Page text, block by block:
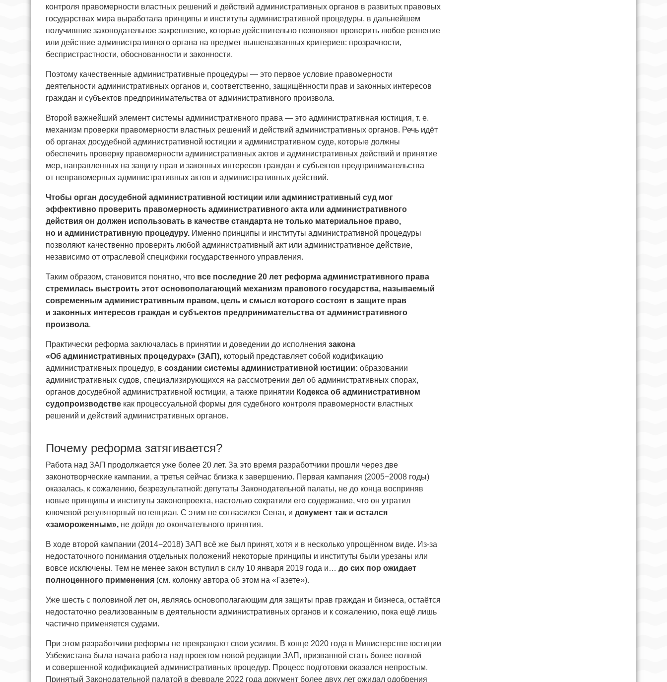
контроля правомерности властных решений и действий административных органов в развитых правовых
государствах мира выработала принципы и институты административной процедуры, в дальнейшем
получившие законодательное закрепление, которые действительно позволяют проверить любое решение
или действие административного органа на предмет вышеназванных критериев: прозрачности,
беспристрастности, обоснованности и законности.
Поэтому качественные административные процедуры — это первое условие правомерности
деятельности административных органов и, соответственно, защищённости прав и законных интересов
граждан и субъектов предпринимательства от административного произвола.
Второй важнейший элемент системы административного права — это административная юстиция, т. е.
механизм проверки правомерности властных решений и действий административных органов. Речь идёт
об органах досудебной административной юстиции и административном суде, которые должны
обеспечить проверку правомерности административных актов и административных действий и принятие
мер, направленных на защиту прав и законных интересов граждан и субъектов предпринимательства
от неправомерных административных актов и административных действий.
Чтобы орган досудебной административной юстиции или административный суд мог
эффективно проверить правомерность административного акта или административного
действия он должен использовать в качестве стандарта не только материальное право,
но и административную процедуру. Именно принципы и институты административной процедуры
позволяют качественно проверить любой административный акт или административное действие,
независимо от отраслевой специфики государственного управления.
Таким образом, становится понятно, что все последние 20 лет реформа административного права
стремилась выстроить этот основополагающий механизм правового государства, называемый
современным административным правом, цель и смысл которого состоят в защите прав
и законных интересов граждан и субъектов предпринимательства от административного
произвола.
Практически реформа заключалась в принятии и доведении до исполнения закона
«Об административных процедурах» (ЗАП), который представляет собой кодификацию
административных процедур, в создании системы административной юстиции: образовании
административных судов, специализирующихся на рассмотрении дел об административных спорах,
органов досудебной административной юстиции, а также принятии Кодекса об административном
судопроизводстве как процессуальной формы для судебного контроля правомерности властных
решений и действий административных органов.
Почему реформа затягивается?
Работа над ЗАП продолжается уже более 20 лет. За это время разработчики прошли через две
законотворческие кампании, а третья сейчас близка к завершению. Первая кампания (2005−2008 годы)
оказалась, к сожалению, безрезультатной: депутаты Законодательной палаты, не до конца восприняв
новые принципы и институты законопроекта, настолько сократили его содержание, что он утратил
ключевой регуляторный потенциал. С этим не согласился Сенат, и документ так и остался
«замороженным», не дойдя до окончательного принятия.
В ходе второй кампании (2014−2018) ЗАП всё же был принят, хотя и в несколько упрощённом виде. Из-за
недостаточного понимания отдельных положений некоторые принципы и институты были урезаны или
вовсе исключены. Тем не менее закон вступил в силу 10 января 2019 года и… до сих пор ожидает
полноценного применения (см. колонку автора об этом на «Газете»).
Уже шесть с половиной лет он, являясь основополагающим для защиты прав граждан и бизнеса, остаётся
недостаточно реализованным в деятельности административных органов и к сожалению, пока ещё лишь
частично применяется судами.
При этом разработчики реформы не прекращают свои усилия. В конце 2020 года в Министерстве юстиции
Узбекистана была начата работа над проектом новой редакции ЗАП, призванной стать более полной
и совершенной кодификацией административных процедур. Процесс подготовки оказался непростым.
Принятый Законодательной палатой в феврале 2022 года документ более двух лет ожидал одобрения